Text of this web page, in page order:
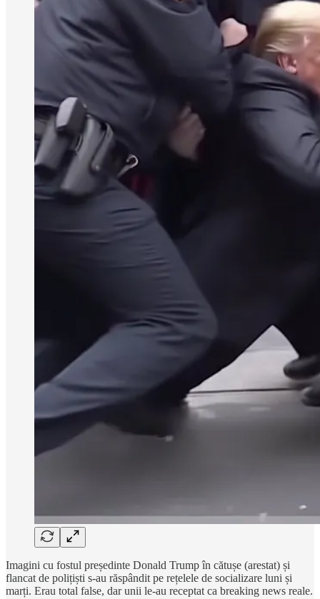
Imagini cu fostul președinte Donald Trump în cătușe (arestat) și
flancat de polițiști s-au răspândit pe rețelele de socializare luni și
marți. Erau total false, dar unii le-au receptat ca breaking news reale.